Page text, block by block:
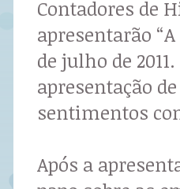
Contadores de
apresentarão
de julho de
apresentação
sentimentos
Após a